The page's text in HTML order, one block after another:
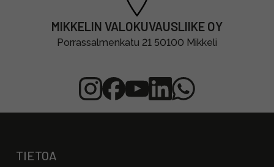
MIKKELIN VALOKUVAUSLIIKE OY
Porrassalmenkatu 21 50100 Mikkeli
TIETOA